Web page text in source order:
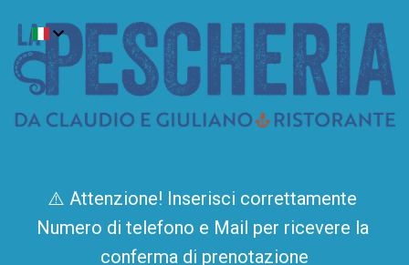
⚠️ Attenzione! Inserisci correttamente
Numero di telefono e Mail per ricevere la
conferma di prenotazione